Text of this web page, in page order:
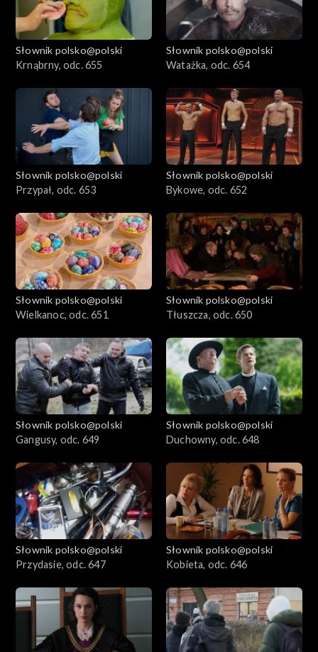
Słownik polsko@polski
Krnąbrny, odc. 655
Słownik polsko@polski
Watażka, odc. 654
Słownik polsko@polski
Przypał, odc. 653
Słownik polsko@polski
Bykowe, odc. 652
Słownik polsko@polski
Wielkanoc, odc. 651
Słownik polsko@polski
Tłuszcza, odc. 650
Słownik polsko@polski
Gangusy, odc. 649
Słownik polsko@polski
Duchowny, odc. 648
Słownik polsko@polski
Przydasie, odc. 647
Słownik polsko@polski
Kobieta, odc. 646